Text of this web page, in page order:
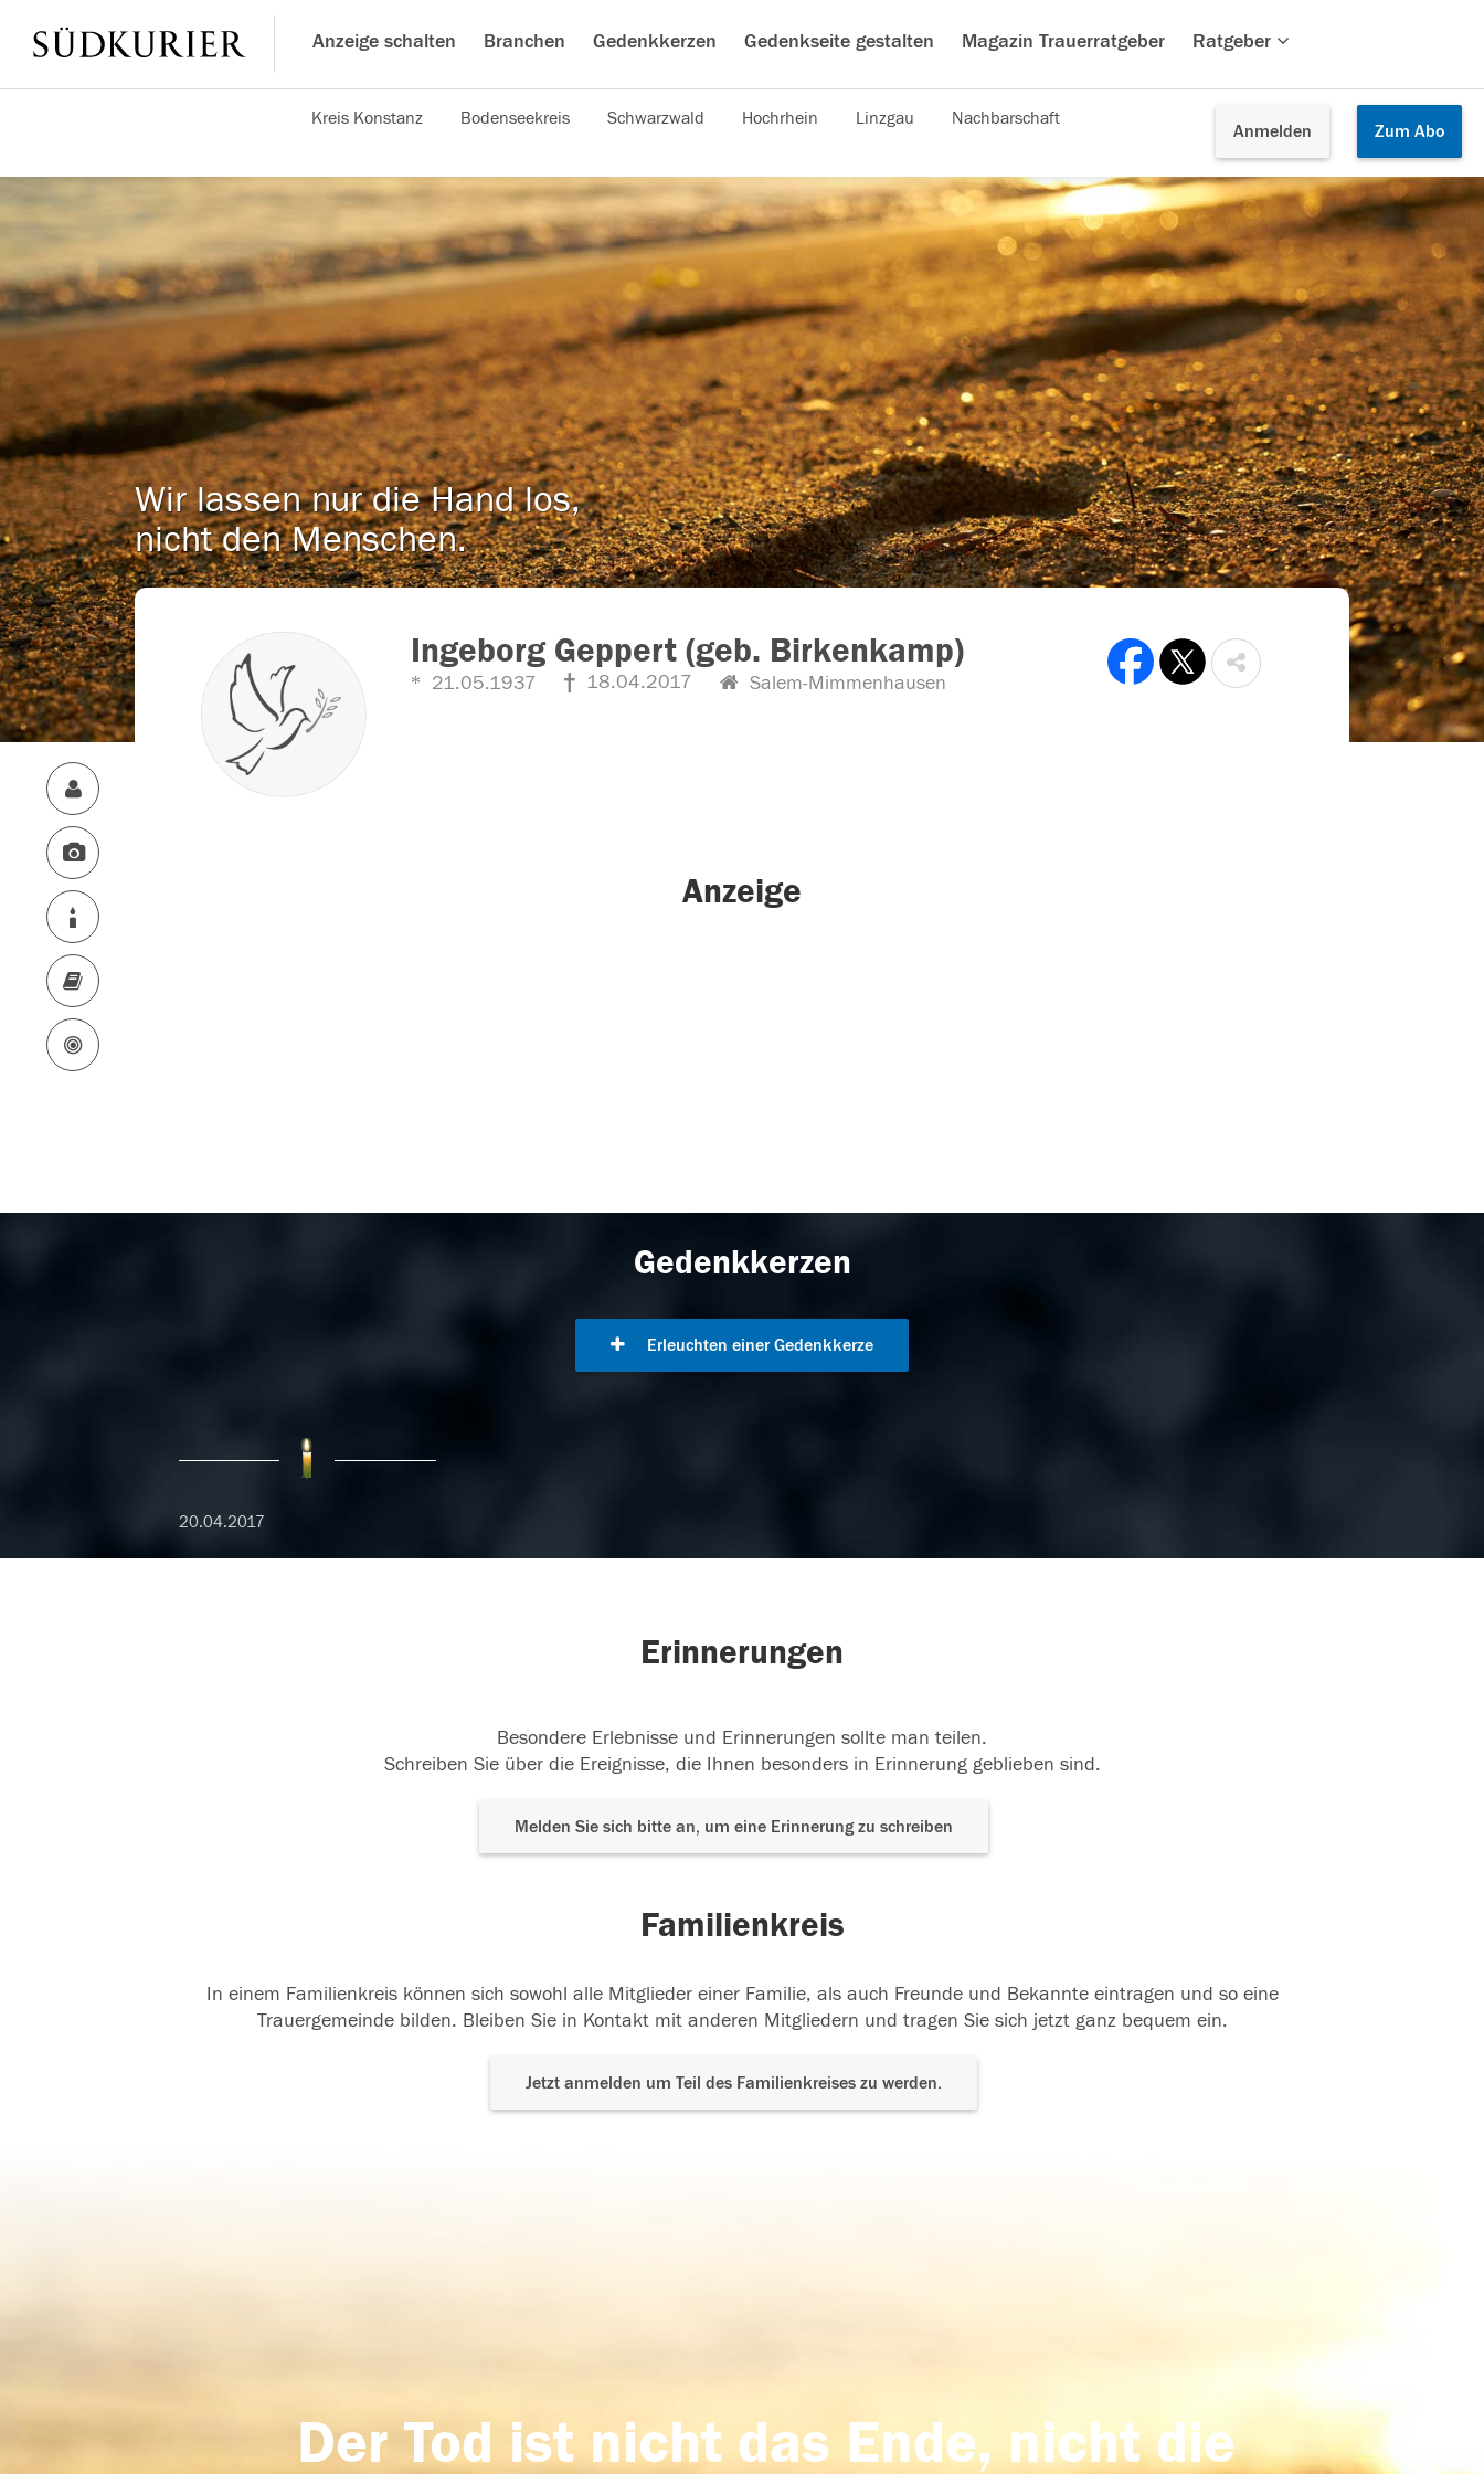
Anzeige schalten Branchen Gedenkkerzen Gedenkseite gestalten Magazin Trauerratgeber Ratgeber
Anmelden Zum Abo
Kreis Konstanz Bodenseekreis Schwarzwald Hochrhein Linzgau Nachbarschaft
Wir lassen nur die Hand los,
nicht den Menschen.
Ingeborg Geppert (geb. Birkenkamp)
21.05.1937 18.04.2017 Salem-Mimmenhausen
Anzeige
Gedenkkerzen
Erleuchten einer Gedenkkerze
20.04.2017
Erinnerungen
Besondere Erlebnisse und Erinnerungen sollte man teilen.
Schreiben Sie über die Ereignisse, die Ihnen besonders in Erinnerung geblieben sind.
Melden Sie sich bitte an, um eine Erinnerung zu schreiben
Familienkreis
In einem Familienkreis können sich sowohl alle Mitglieder einer Familie, als auch Freunde und Bekannte eintragen und so eine
Trauergemeinde bilden. Bleiben Sie in Kontakt mit anderen Mitgliedern und tragen Sie sich jetzt ganz bequem ein.
Jetzt anmelden um Teil des Familienkreises zu werden.
Der Tod ist nicht das Ende, nicht die